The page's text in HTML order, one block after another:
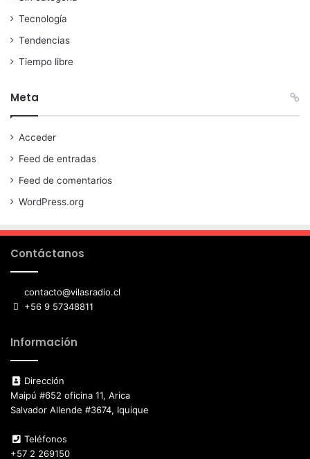
Tecnología
Tendencias
Tiempo libre
Meta
Acceder
Feed de entradas
Feed de comentarios
WordPress.org
Contáctanos
contacto@vilasradio.cl
+56 9 57348811
Información
Dirección
Maipú #652 oficina 11, Arica
Salvador Allende #3674, Iquique
Teléfonos
+57 2 269150